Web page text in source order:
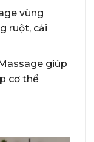
vùng
ruột, cải
giúp
cơ thể